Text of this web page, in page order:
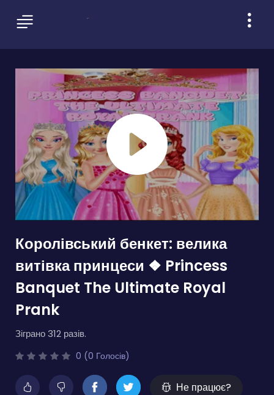
Королівський бенкет: велика
витівка принцеси ❖ Princess
Banquet The Ultimate Royal
Prank
Зіграно 312 разів.
0 (0 Голосів)
Не працює?